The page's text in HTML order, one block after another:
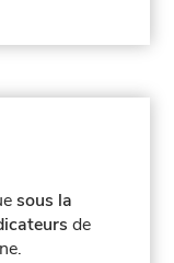
sous la
de